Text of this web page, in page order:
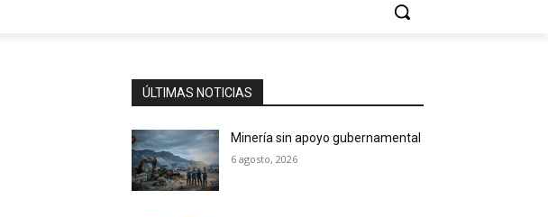
ÚLTIMAS NOTICIAS
Minería sin apoyo gubernamental
6 agosto, 2026